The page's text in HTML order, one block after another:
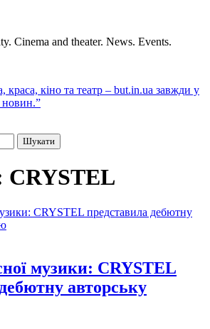
Cinema and theater. News. Events.
краса, кіно та театр – but.in.ua завжди у
новин.”
CRYSTEL
музики: CRYSTEL
авторську